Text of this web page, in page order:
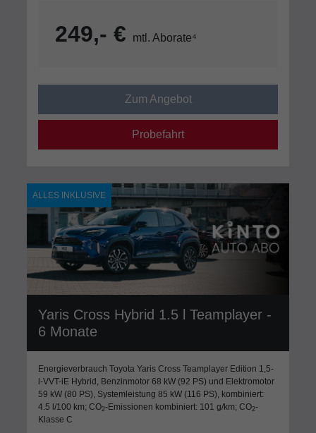
249,- € mtl. Aborate⁴
Zum Angebot
Probefahrt
Yaris Cross Hybrid 1.5 l Teamplayer -
6 Monate
ALLES INKLUSIVE
Energieverbrauch Toyota Yaris Cross Teamplayer Edition 1,5-
l-VVT-iE Hybrid, Benzinmotor 68 kW (92 PS) und Elektromotor
59 kW (80 PS), Systemleistung 85 kW (116 PS), kombiniert:
4.5 l/100 km; CO2-Emissionen kombiniert: 101 g/km; CO2-
Klasse C